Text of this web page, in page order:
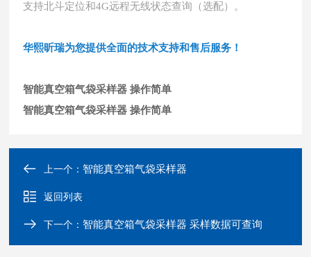
支持北斗定位和4G远程无线状态查询（选配）。
华熙昕瑞为您提供全面的技术支持和售后服务！
智能真空箱气袋采样器 操作简单
智能真空箱气袋采样器 操作简单
上一个： 智能真空箱气袋采样器
返回列表
下一个： 智能真空箱气袋采样器 采样数据可查询